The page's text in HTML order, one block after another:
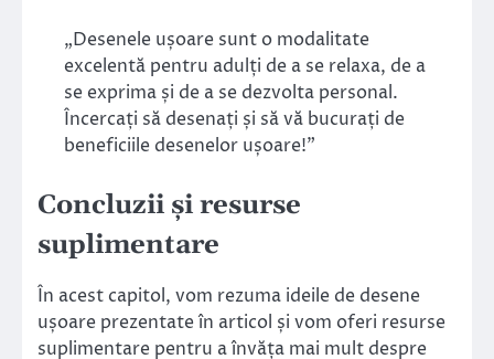
„Desenele ușoare sunt o modalitate
excelentă pentru adulți de a se relaxa, de a
se exprima și de a se dezvolta personal.
Încercați să desenați și să vă bucurați de
beneficiile desenelor ușoare!”
Concluzii și resurse
suplimentare
În acest capitol, vom rezuma ideile de desene
ușoare prezentate în articol și vom oferi resurse
suplimentare pentru a învăța mai mult despre